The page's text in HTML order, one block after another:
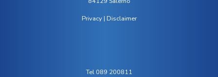
Privacy| Disclaimer
Tel 089 200811